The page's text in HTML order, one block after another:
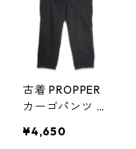
0721
古着 PROPPER
カーゴパンツ B
ルニー リップ
¥4,650